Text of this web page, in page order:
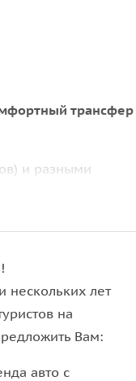
трансфер
и разными
снимает
для того,
нескольких лет
на
Вам:
авто с